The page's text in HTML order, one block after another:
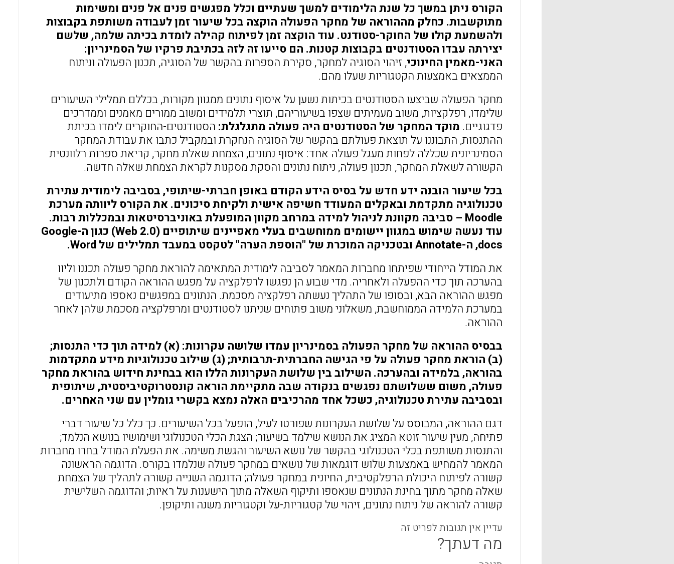
הקורס ניתן במשך כל שנת הלימודים למשך שעתיים וכלל מפגשים פנים אל פנים ומשימות
מתוקשבות. כחלק מההוראה של מחקר הפעולה הוקצה בכל שיעור זמן לעבודה משותפת בקבוצות
ולהשמעת קולו של החוקר-סטודנט. עוד הוקצה זמן לפיתוח קהילה לומדת בכיתה שלמה, שלשם
יצירתה עבדו הסטודנטים בקבוצות קטנות. הם סייעו זה לזה בכתיבת פרקיו של הסמינריון:
האני-מאמין החינוכי, זיהוי הסוגיה למחקר, סקירת הספרות בהקשר של הסוגיה, תכנון הפעולה וניתוח
הממצאים באמצעות הקטגוריות שעלו מהם.
מחקר הפעולה שביצעו הסטודנטים בכיתות נשען על איסוף נתונים ממגוון מקורות, בכללם תמלילי השיעורים
שלימדו, רפלקציות, משוב מעמיתים שצפו בשיעוריהם, תוצרי תלמידים ומשוב ממורים מאמנים וממדרכים
פדגוגיים. מוקד המחקר של הסטודנטים היה פעולה מתגלגלת: הסטודנטים-החוקרים לימדו בכיתת
ההתנסות, התבוננו על תוצאת פעולתם בהקשר של הסוגיה הנחקרת ובמקביל כתבו את עבודת המחקר
הסמינריונית שכללה לפחות מעגל פעולה אחד: איסוף נתונים, הצמחת שאלת מחקר, קריאת ספרות רלוונטית
הקשורה לשאלת המחקר, תכנון פעולה, ניתוח נתונים והסקת מסקנות לקראת הצמחת שאלה חדשה.
בכל שיעור הובנה ידע חדש על בסיס הידע הקודם באופן חברתי-שיתופי, בסביבה לימודית עתירת
טכנולוגיה מתקדמת ובאקלים המעודד חשיפה אישית ולקיחת סיכונים. את הקורס ליוותה מערכת
Moodle – סביבה מקוונת לניהול למידה במרחב מקוון המופעלת באוניברסיטאות ובמכללות רבות.
עוד נעשה שימוש במגוון יישומים ממוחשבים בעלי מאפיינים שיתופיים (Web 2.0) כגון ה-Google
docs, ה-Annotate ובטכניקה המוכרת של "הוספת הערה" לטקסט במעבד תמלילים של Word.
את המודל הייחודי שפיתחו מחברות המאמר לסביבה לימודית המתאימה להוראת מחקר פעולה תכננו וליוו
בהערכה תוך כדי ההפעלה ולאחריה. מדי שבוע הן נפגשו לרפלקציה על מפגש ההוראה הקודם ולתכנון של
מפגש ההוראה הבא, ובסופו של התהליך נעשתה רפלקציה מסכמת. הנתונים במפגשים נאספו מתיעודים
במערכת הלמידה הממוחשבת, משאלוני משוב פתוחים שניתנו לסטודנטים ומרפלקציה מסכמת שלהן לאחר
ההוראה.
בבסיס ההוראה של מחקר הפעולה בסמינריון עמדו שלושה עקרונות: (א) למידה תוך כדי התנסות;
(ב) הוראת מחקר פעולה על פי הגישה החברתית-תרבותית; (ג) שילוב טכנולוגיות מידע מתקדמות
בהוראה, בלמידה ובהערכה. השילוב בין שלושת העקרונות הללו הוא בבחינת חידוש בהוראת מחקר
פעולה, משום ששלושתם נפגשים בנקודה שבה מתקיימת הוראה קונסטרוקטיביסטית, שיתופית
ובסביבה עתירת טכנולוגיה, כשכל אחד מהרכיבים האלה נמצא בקשרי גומלין עם שני האחרים.
דגם ההוראה, המבוסס על שלושת העקרונות שפורטו לעיל, הופעל בכל השיעורים. כך כלל כל שיעור דברי
פתיחה, מעין שיעור זוטא המציג את הנושא שילמד בשיעור; הצגת הכלי הטכנולוגי ושימושיו בנושא הנלמד;
והתנסות משותפת בכלי הטכנולוגי בהקשר של נושא השיעור והגשת משימה. את הפעלת המודל בחרו מחברות
המאמר להמחיש באמצעות שלוש דוגמאות של נושאים במחקר פעולה שנלמדו בקורס. הדוגמה הראשונה
קשורה לפיתוח היכולת הרפלקטיבית, החיונית במחקר פעולה; הדוגמה השנייה קשורה לתהליך של הצמחת
שאלה מחקר מתוך בחינת הנתונים שנאספו ותיקוף השאלה מתוך הישענות על ראיות; והדוגמה השלישית
קשורה להוראה של ניתוח נתונים, זיהוי של קטגוריות-על וקטגוריות משנה ותיקופן.
עדיין אין תגובות לפריט זה
מה דעתך?